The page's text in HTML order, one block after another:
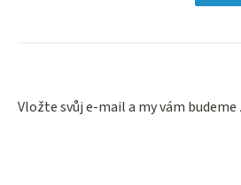
Vložte svůj e-mail a my vám